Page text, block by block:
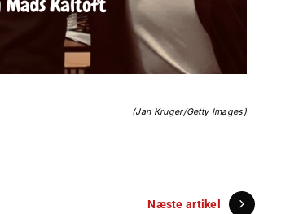
(Jan Kruger/Getty Images)
Næste artikel